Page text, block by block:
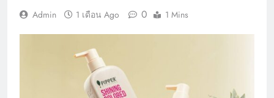
Admin 1 เดือน Ago 0 1 Mins